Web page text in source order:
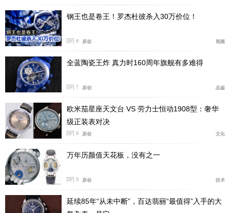
钢王也是卷王！罗杰杜彼杀入30万价位！
6 原创 视频
全蓝陶瓷王炸 真力时160周年旗舰有多难得
7 原创 品鉴
欧米茄星座天文台 VS 劳力士恒动1908型：奢华
级正装表对决
6 原创 文化
万年历颜值天花板，没有之一
5 原创 技术
延续85年“从未中断”，百达翡丽“最值得”入手的大